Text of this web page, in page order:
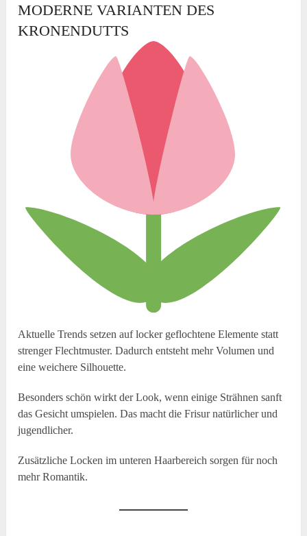
MODERNE VARIANTEN DES
KRONENDUTTS
Aktuelle Trends setzen auf locker geflochtene Elemente statt
strenger Flechtmuster. Dadurch entsteht mehr Volumen und
eine weichere Silhouette.
Besonders schön wirkt der Look, wenn einige Strähnen sanft
das Gesicht umspielen. Das macht die Frisur natürlicher und
jugendlicher.
Zusätzliche Locken im unteren Haarbereich sorgen für noch
mehr Romantik.